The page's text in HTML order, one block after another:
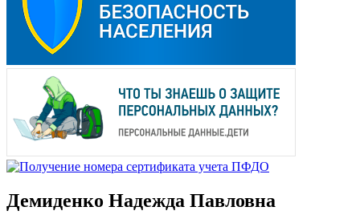
Демиденко Надежда Павловна